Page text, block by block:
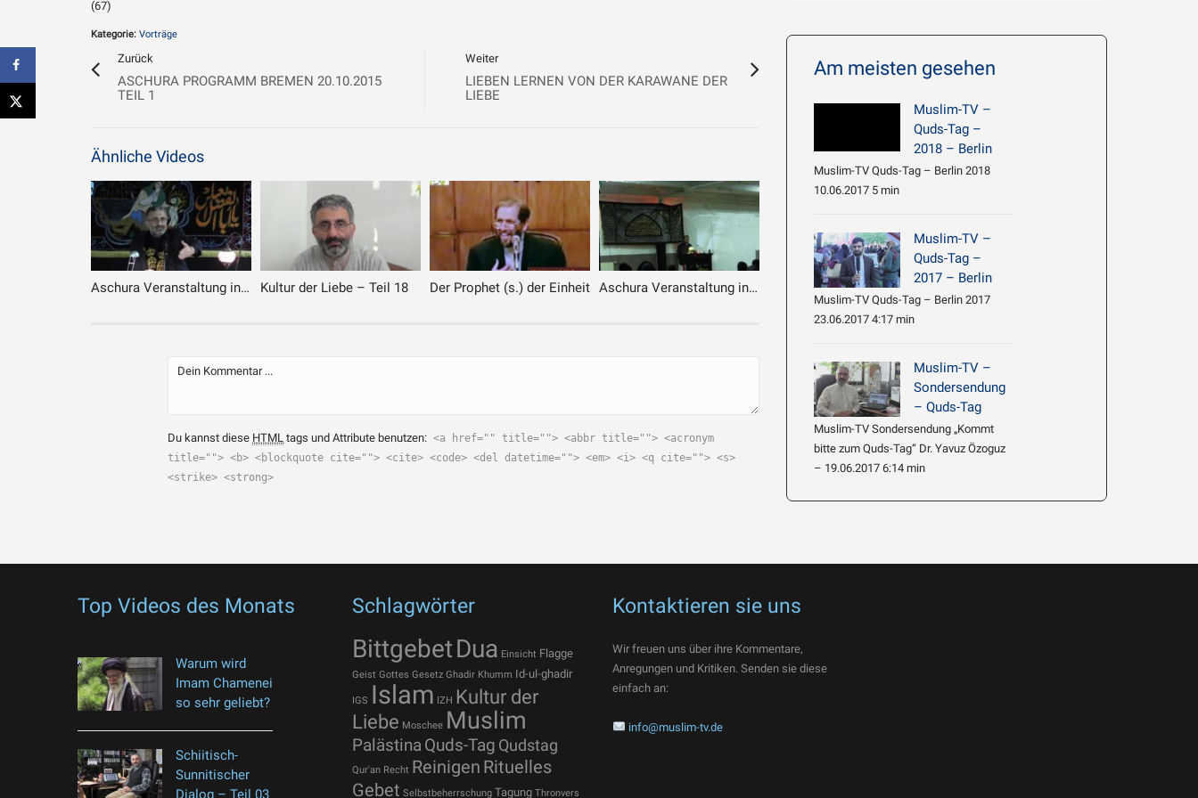
(67)
Kategorie: Vorträge
Zurück
ASCHURA PROGRAMM BREMEN 20.10.2015
TEIL 1
Weiter
LIEBEN LERNEN VON DER KARAWANE DER
LIEBE
Ähnliche Videos
Aschura Veranstaltung in Bremen – 4. Tag – 2. Teil Kultur der Liebe – Teil 18 Der Prophet (s.) der Einheit Aschura Veranstaltung in Bremen – 25.09.2017 – 4. Tag
Du kannst diese HTML tags und Attribute benutzen: <a href="" title=""> <abbr title=""> <acronym
title=""> <b> <blockquote cite=""> <cite> <code> <del datetime=""> <em> <i> <q cite=""> <s>
<strike> <strong>
Am meisten gesehen
Muslim-TV –
Quds-Tag –
2018 – Berlin
Muslim-TV Quds-Tag – Berlin 2018
10.06.2017 5 min
Muslim-TV –
Quds-Tag –
2017 – Berlin
Muslim-TV Quds-Tag – Berlin 2017
23.06.2017 4:17 min
Muslim-TV –
Sondersendung
– Quds-Tag
Muslim-TV Sondersendung „Kommt
bitte zum Quds-Tag“ Dr. Yavuz Özoguz
– 19.06.2017 6:14 min
Top Videos des Monats
Warum wird
Imam Chamenei
so sehr geliebt?
Schiitisch-
Sunnitischer
Dialog – Teil 03
Schlagwörter
BittgebetDua Einsicht Flagge
Geist Gottes Gesetz Ghadir Khumm Id-ul-ghadir
IGS Islam IZH Kultur der
Liebe Moschee Muslim
Palästina Quds-Tag Qudstag
Qur'an Recht Reinigen Rituelles
Gebet Selbstbeherrschung Tagung Thronvers
Kontaktieren sie uns
Wir freuen uns über ihre Kommentare,
Anregungen und Kritiken. Senden sie diese
einfach an:
info@muslim-tv.de